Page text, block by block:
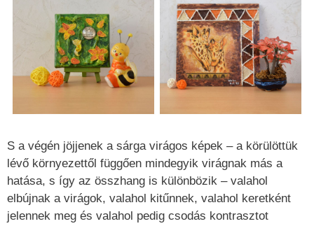
S a végén jöjjenek a sárga virágos képek – a körülöttük
lévő környezettől függően mindegyik virágnak más a
hatása, s így az összhang is különbözik – valahol
elbújnak a virágok, valahol kitűnnek, valahol keretként
jelennek meg és valahol pedig csodás kontrasztot